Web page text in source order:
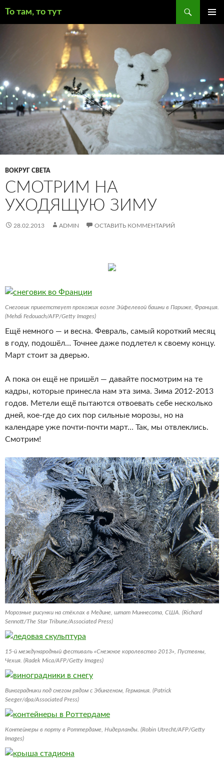
То там, то тут
ВОКРУГ СВЕТА
СМОТРИМ НА
УХОДЯЩУЮ ЗИМУ
28.02.2013 ADMIN ОСТАВИТЬ КОММЕНТАРИЙ
Снеговик приветствует прохожих возле Эйфелевой башни в Париже, Франция.
(Mehdi Fedouach/AFP/Getty Images)
Ещё немного — и весна. Февраль, самый короткий месяц
в году, подошёл… Точнее даже подлетел к своему концу.
Март стоит за дверью.
А пока он ещё не пришёл — давайте посмотрим на те
кадры, которые принесла нам эта зима. Зима 2012-2013
годов. Метели ещё пытаются отвоевать себе несколько
дней, кое-где до сих пор сильные морозы, но на
календаре уже почти-почти март… Так, мы отвлеклись.
Смотрим!
Морозные рисунки на стёклах в Медине, штат Миннесота, США. (Richard
Sennott/The Star Tribune/Associated Press)
15-й международный фестиваль «Снежное королевство 2013», Пустевны,
Чехия. (Radek Mica/AFP/Getty Images)
Виноградники под снегом рядом с Эбингеном, Германия. (Patrick
Seeger/dpa/Associated Press)
Контейнеры в порту в Роттердаме, Нидерланды. (Robin Utrecht/AFP/Getty
Images)